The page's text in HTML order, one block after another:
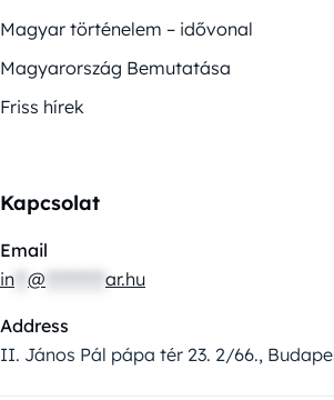
Magyar történelem – idővonal
Magyarország Bemutatása
Friss hírek
Kapcsolat
Email
in @ ar.hu
Address
II. János Pál pápa tér 23. 2/66.,